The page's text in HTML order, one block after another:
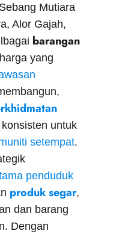
Mutiara
Alor Gajah,
barangan
yang
untuk
setempat.
penduduk
produk segar,
dan barang
Dengan